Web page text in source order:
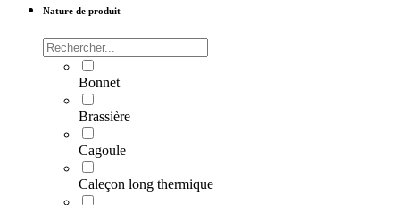
Nature de produit
Bonnet
Brassière
Cagoule
Caleçon long thermique